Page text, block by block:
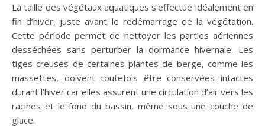
La taille des végétaux aquatiques s’effectue idéalement en
fin d’hiver, juste avant le redémarrage de la végétation.
Cette période permet de nettoyer les parties aériennes
desséchées sans perturber la dormance hivernale. Les
tiges creuses de certaines plantes de berge, comme les
massettes, doivent toutefois être conservées intactes
durant l’hiver car elles assurent une circulation d’air vers les
racines et le fond du bassin, même sous une couche de
glace.